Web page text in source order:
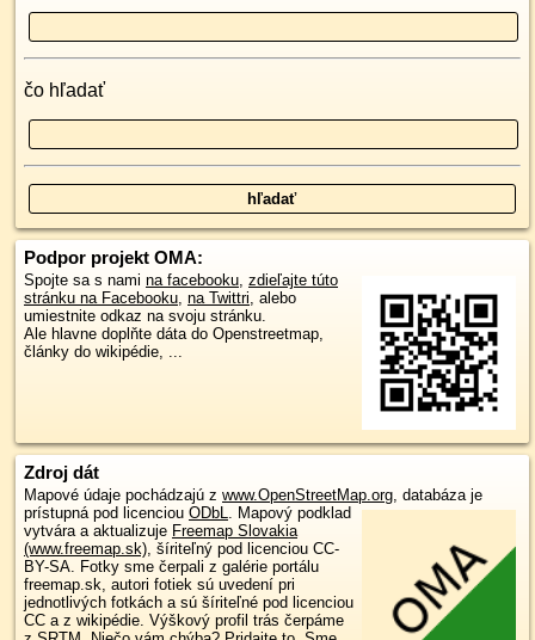
čo hľadať
Podpor projekt OMA:
Spojte sa s nami na facebooku, zdieľajte túto
stránku na Facebooku, na Twittri, alebo
umiestnite odkaz na svoju stránku.
Ale hlavne doplňte dáta do Openstreetmap,
články do wikipédie, ...
Zdroj dát
Mapové údaje pochádzajú z www.OpenStreetMap.org, databáza je
prístupná pod licenciou ODbL. Mapový podklad
vytvára a aktualizuje Freemap Slovakia
(www.freemap.sk), šíriteľný pod licenciou CC-
BY-SA. Fotky sme čerpali z galérie portálu
freemap.sk, autori fotiek sú uvedení pri
jednotlivých fotkách a sú šíriteľné pod licenciou
CC a z wikipédie. Výškový profil trás čerpáme